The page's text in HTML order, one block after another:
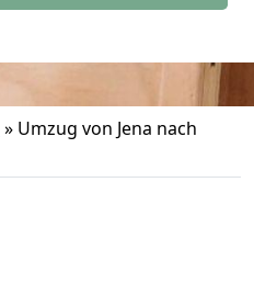
» Umzug von Jena nach